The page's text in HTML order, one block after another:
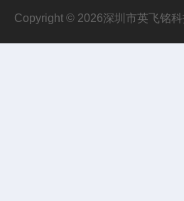
Copyright © 2026深圳市英飞铭